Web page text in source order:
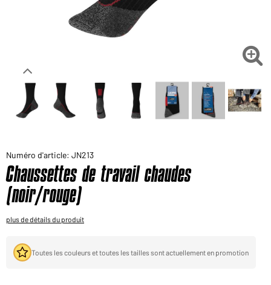
Voudriez-vous acheter des produits pour votre besoin

Numéro d'article: JN213
Chaussettes de travail chaudes
(noir/rouge)
plus de détails du produit
Toutes les couleurs et toutes les tailles sont actuellement en promotion